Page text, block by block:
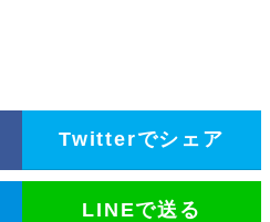
Twitterでシェア
LINEで送る